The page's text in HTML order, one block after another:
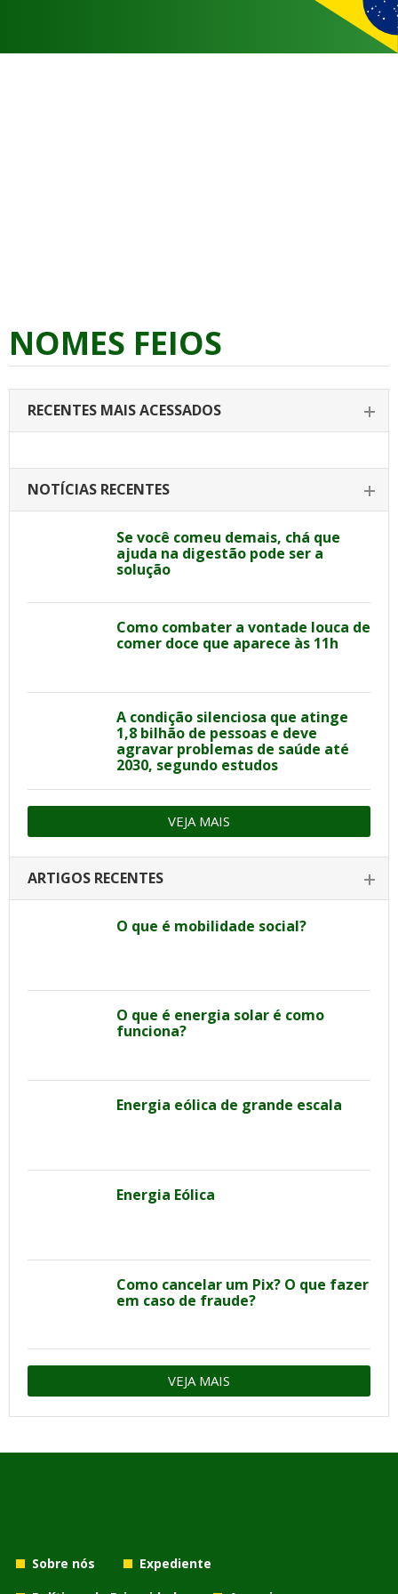
NOMES FEIOS
RECENTES MAIS ACESSADOS
NOTÍCIAS RECENTES
Se você comeu demais, chá que
ajuda na digestão pode ser a
solução
Como combater a vontade louca de
comer doce que aparece às 11h
A condição silenciosa que atinge
1,8 bilhão de pessoas e deve
agravar problemas de saúde até
2030, segundo estudos
VEJA MAIS
ARTIGOS RECENTES
O que é mobilidade social?
O que é energia solar é como
funciona?
Energia eólica de grande escala
Energia Eólica
Como cancelar um Pix? O que fazer
em caso de fraude?
VEJA MAIS
Sobre nós
Expediente